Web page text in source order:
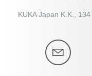
KUKA Japan K.K.,